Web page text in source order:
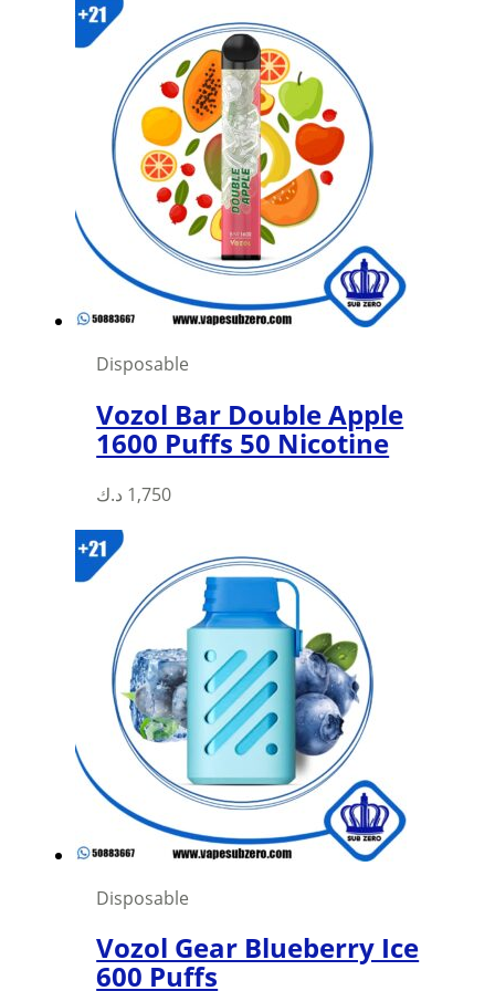
multiple
variants.
The
options
may
be
chosen
on
the
product
page
Disposable
Vozol Bar Double Apple
1600 Puffs 50 Nicotine
1,750 د.ك
Disposable
Vozol Gear Blueberry Ice
600 Puffs